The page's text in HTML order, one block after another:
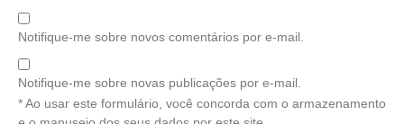
Notifique-me sobre novos comentários por e-mail.
Notifique-me sobre novas publicações por e-mail.
* Ao usar este formulário, você concorda com o armazenamento